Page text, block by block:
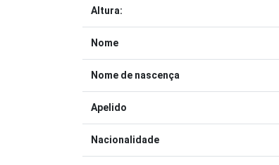
Altura:
Nome
Nome de nascença
Apelido
Nacionalidade